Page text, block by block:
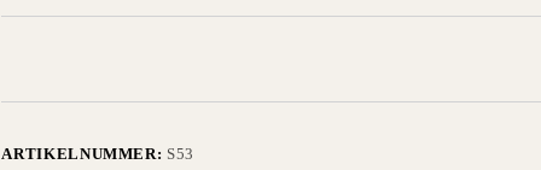
ARTIKELNUMMER: S53